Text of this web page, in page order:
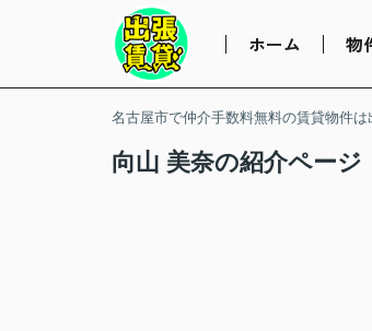
ホーム 物
名古屋市で仲介手数料無料の賃貸物件は
向山 美奈の紹介ページ